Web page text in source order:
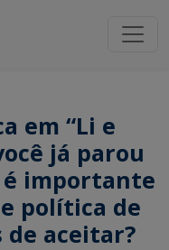
em “Li e
já parou
importante
política de
aceitar?